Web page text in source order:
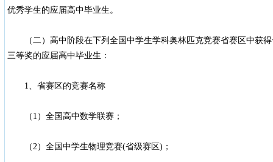
优秀学生的应届高中毕业生。
（二）高中阶段在下列全国中学生学科奥林匹克竞赛省赛区中获得
三等奖的应届高中毕业生：
1、省赛区的竞赛名称
（1）全国高中数学联赛；
（2）全国中学生物理竞赛(省级赛区)；